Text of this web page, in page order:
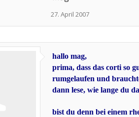
27. April 2007
hallo mag,
prima, dass das corti so
rumgelaufen und
dann lese, wie lange du
bist du denn bei einem